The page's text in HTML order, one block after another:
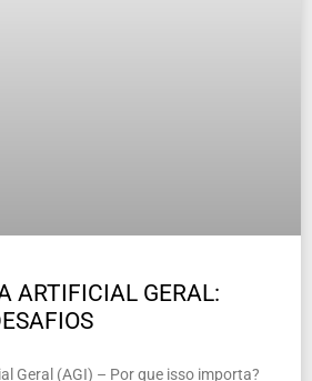
ARTIFICIAL GERAL:
Geral (AGI) – Por que isso importa?